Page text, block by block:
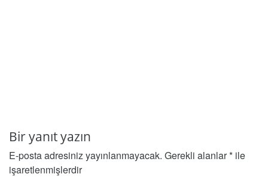
Bir yanıt yazın
E-posta adresiniz yayınlanmayacak. Gerekli alanlar* ile
işaretlenmişlerdir